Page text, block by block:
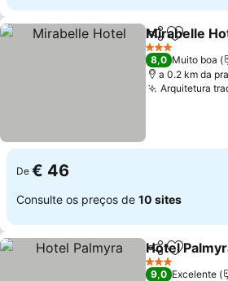
Partilhar
Mirabelle
3 Estrelas
8,0 Muito boa
a 0.2 km da
Arquitetura
De € 46
Consulte os preços de 10 sites
Partilhar
Hotel
3 Estrelas
9,0 Excelente